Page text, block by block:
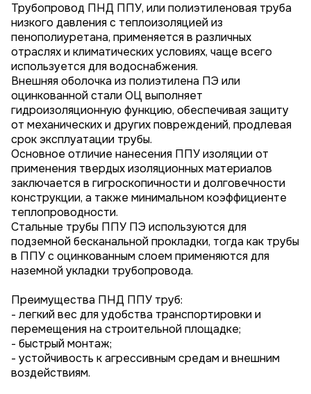
Трубопровод ПНД ППУ, или полиэтиленовая труба
низкого давления с теплоизоляцией из
пенополиуретана, применяется в различных
отраслях и климатических условиях, чаще всего
используется для водоснабжения.
Внешняя оболочка из полиэтилена ПЭ или
оцинкованной стали ОЦ выполняет
гидроизоляционную функцию, обеспечивая защиту
от механических и других повреждений, продлевая
срок эксплуатации трубы.
Основное отличие нанесения ППУ изоляции от
применения твердых изоляционных материалов
заключается в гигроскопичности и долговечности
конструкции, а также минимальном коэффициенте
теплопроводности.
Стальные трубы ППУ ПЭ используются для
подземной бесканальной прокладки, тогда как трубы
в ППУ с оцинкованным слоем применяются для
наземной укладки трубопровода.
Преимущества ПНД ППУ труб:
- легкий вес для удобства транспортировки и
перемещения на строительной площадке;
- быстрый монтаж;
- устойчивость к агрессивным средам и внешним
воздействиям.